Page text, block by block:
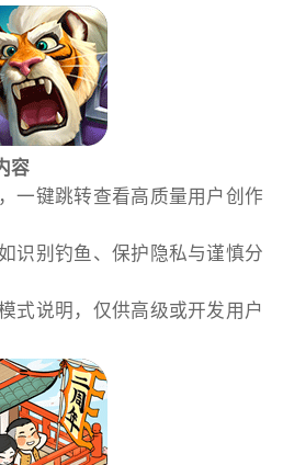
容
一键跳转查看高质量用户创作
识别钓鱼、保护隐私与谨慎分
式说明，仅供高级或开发用户